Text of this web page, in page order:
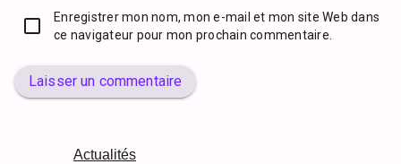
Enregistrer mon nom, mon e-mail et mon site Web dans
ce navigateur pour mon prochain commentaire.
Laisser un commentaire
Actualités